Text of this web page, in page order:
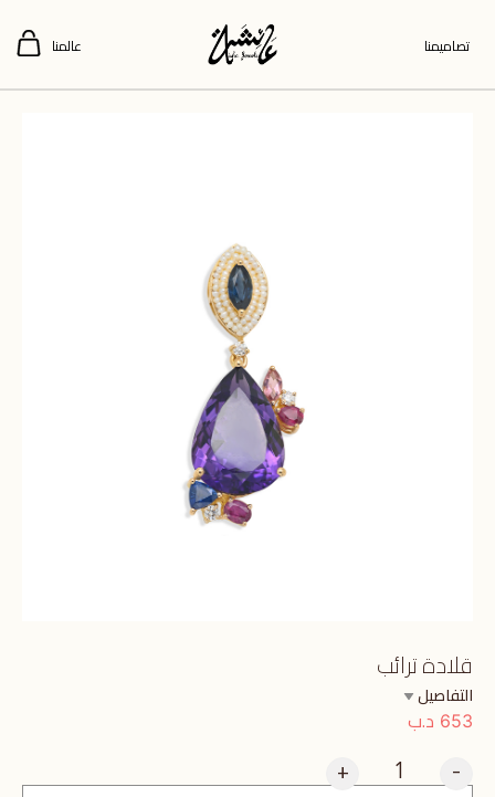
تصاميمنا عالمنا
قلادة ترائب
التفاصيل
653 د.ب
-
+